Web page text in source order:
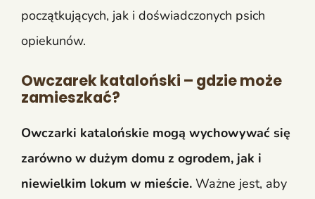
początkujących, jak i doświadczonych psich
opiekunów.
Owczarek kataloński – gdzie może
zamieszkać?
Owczarki katalońskie mogą wychowywać się
zarówno w dużym domu z ogrodem, jak i
niewielkim lokum w mieście. Ważne jest, aby